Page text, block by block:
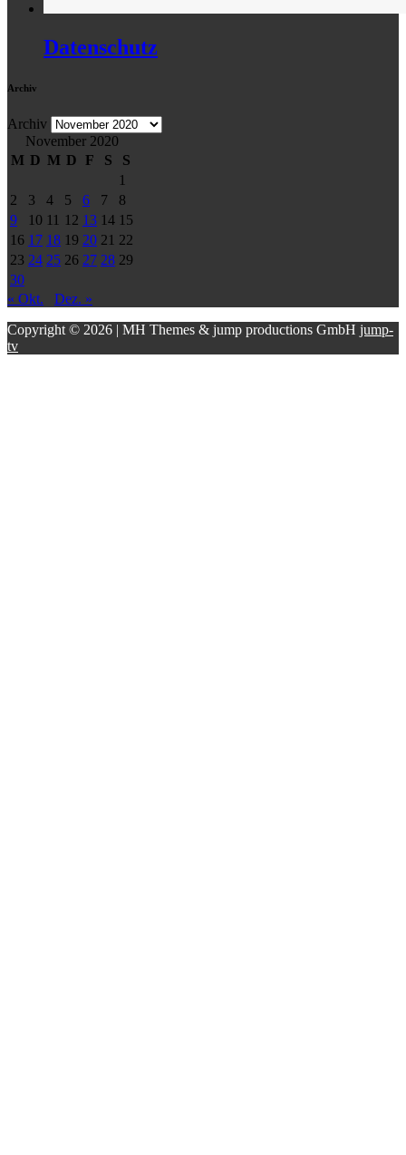
Datenschutz
Archiv
Archiv
November 2020
M D M D F S
S
1
2
3 4 5 6 7
8
9
10 11 12 13 14 15
16 17 18 19 20 21 22
23 24 25 26 27 28 29
30
« Okt.
Dez. »
Copyright © 2026 | MH Themes & jump productions GmbH jump-
tv